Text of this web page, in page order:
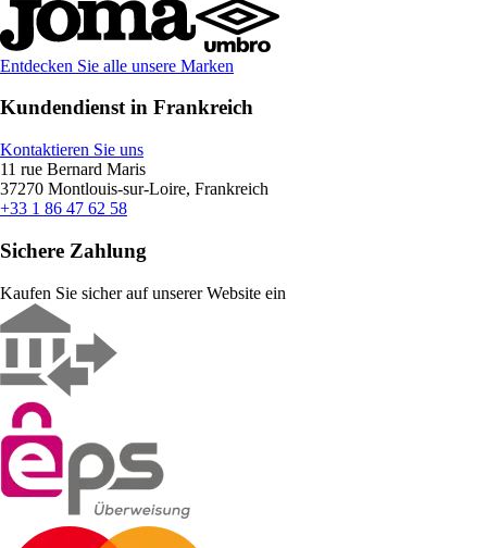
Entdecken Sie alle unsere Marken
Kundendienst in Frankreich
Kontaktieren Sie uns
11 rue Bernard Maris
37270 Montlouis-sur-Loire, Frankreich
+33 1 86 47 62 58
Sichere Zahlung
Kaufen Sie sicher auf unserer Website ein